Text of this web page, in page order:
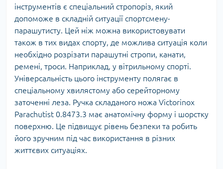
інструментів є спеціальний стропоріз, який
допоможе в складній ситуації спортсмену-
парашутисту. Цей ніж можна використовувати
також в тих видах спорту, де можлива ситуація коли
необхідно розрізати парашутні стропи, канати,
ремені, троси. Наприклад, у вітрильному спорті.
Універсальність цього інструменту полягає в
спеціальному хвилястому або серейторному
заточенні леза. Ручка складаного ножа Victorinox
Parachutist 0.8473.3 має анатомічну форму і шорстку
поверхню. Це підвищує рівень безпеки та робить
його зручним під час використання в різних
життєвих ситуаціях.